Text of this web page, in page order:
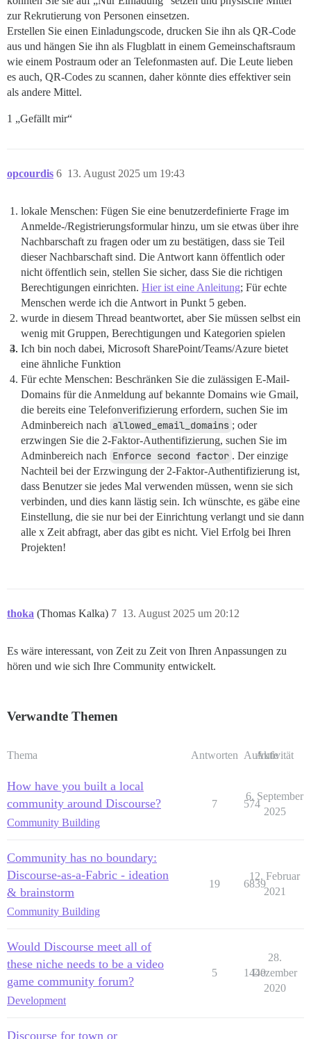
zur Rekrutierung von Personen einsetzen.
Erstellen Sie einen Einladungscode, drucken Sie ihn als QR-Code
aus und hängen Sie ihn als Flugblatt in einem Gemeinschaftsraum
wie einem Postraum oder an Telefonmasten auf. Die Leute lieben
es auch, QR-Codes zu scannen, daher könnte dies effektiver sein
als andere Mittel.
1 „Gefällt mir“
opcourdis 13. August 2025 um 19:43
6
lokale Menschen: Fügen Sie eine benutzerdefinierte Frage im
Anmelde-/Registrierungsformular hinzu, um sie etwas über ihre
Nachbarschaft zu fragen oder um zu bestätigen, dass sie Teil
dieser Nachbarschaft sind. Die Antwort kann öffentlich oder
nicht öffentlich sein, stellen Sie sicher, dass Sie die richtigen
Berechtigungen einrichten. Hier ist eine Anleitung; Für echte
Menschen werde ich die Antwort in Punkt 5 geben.
wurde in diesem Thread beantwortet, aber Sie müssen selbst ein
wenig mit Gruppen, Berechtigungen und Kategorien spielen
Ich bin noch dabei, Microsoft SharePoint/Teams/Azure bietet
eine ähnliche Funktion
Für echte Menschen: Beschränken Sie die zulässigen E-Mail-
Domains für die Anmeldung auf bekannte Domains wie Gmail,
die bereits eine Telefonverifizierung erfordern, suchen Sie im
Adminbereich nach allowed_email_domains ; oder
erzwingen Sie die 2-Faktor-Authentifizierung, suchen Sie im
Adminbereich nach Enforce second factor . Der einzige
Nachteil bei der Erzwingung der 2-Faktor-Authentifizierung ist,
dass Benutzer sie jedes Mal verwenden müssen, wenn sie sich
verbinden, und dies kann lästig sein. Ich wünschte, es gäbe eine
Einstellung, die sie nur bei der Einrichtung verlangt und sie dann
alle x Zeit abfragt, aber das gibt es nicht. Viel Erfolg bei Ihren
Projekten!
thoka (Thomas Kalka) 13. August 2025 um 20:12
7
Es wäre interessant, von Zeit zu Zeit von Ihren Anpassungen zu
hören und wie sich Ihre Community entwickelt.
Verwandte Themen
Thema Antworten Aufrufe
Aktivität
How have you built a local
community around Discourse?
Community Building
7 574
6. September
2025
Community has no boundary:
Discourse-as-a-Fabric - ideation
& brainstorm
Community Building
19 6839
12. Februar
2021
Would Discourse meet all of
these niche needs to be a video
game community forum?
Development
5 1440
28.
Dezember
2020
Discourse for town or